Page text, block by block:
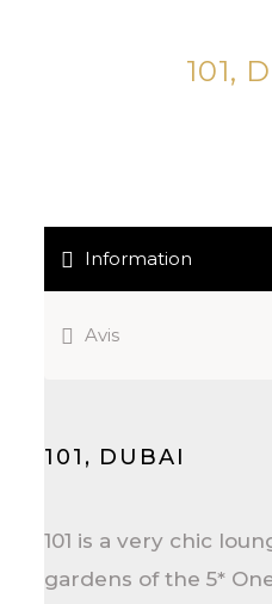
101,
Information
Avis
101, DUBAI
101 is a very chic
gardens of the 5*